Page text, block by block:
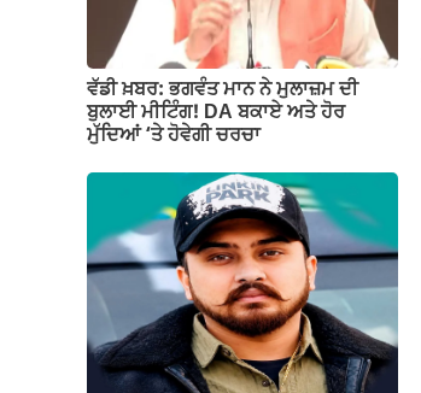
ਵੱਡੀ ਖ਼ਬਰ: ਭਗਵੰਤ ਮਾਨ ਨੇ ਮੁਲਾਜ਼ਮ ਦੀ
ਬੁਲਾਈ ਮੀਟਿੰਗ! DA ਬਕਾਏ ਅਤੇ ਹੋਰ
ਮੁੱਦਿਆਂ ‘ਤੇ ਹੋਵੇਗੀ ਚਰਚਾ